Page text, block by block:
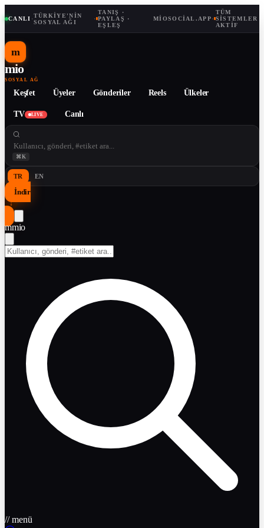
CANLI ·TÜRKIYE'NIN
SOSYAL AĞI
·
TANIŞ ·
PAYLAŞ ·
EŞLEŞ
MIOSOCIAL.APP·
TÜM
SISTEMLER
AKTIF
m
mio
SOSYAL AĞ
Keşfet Üyeler Gönderiler Reels Ülkeler
TV LIVE Canlı
⌘K
TR EN
İndir
↓
mmio
// menü